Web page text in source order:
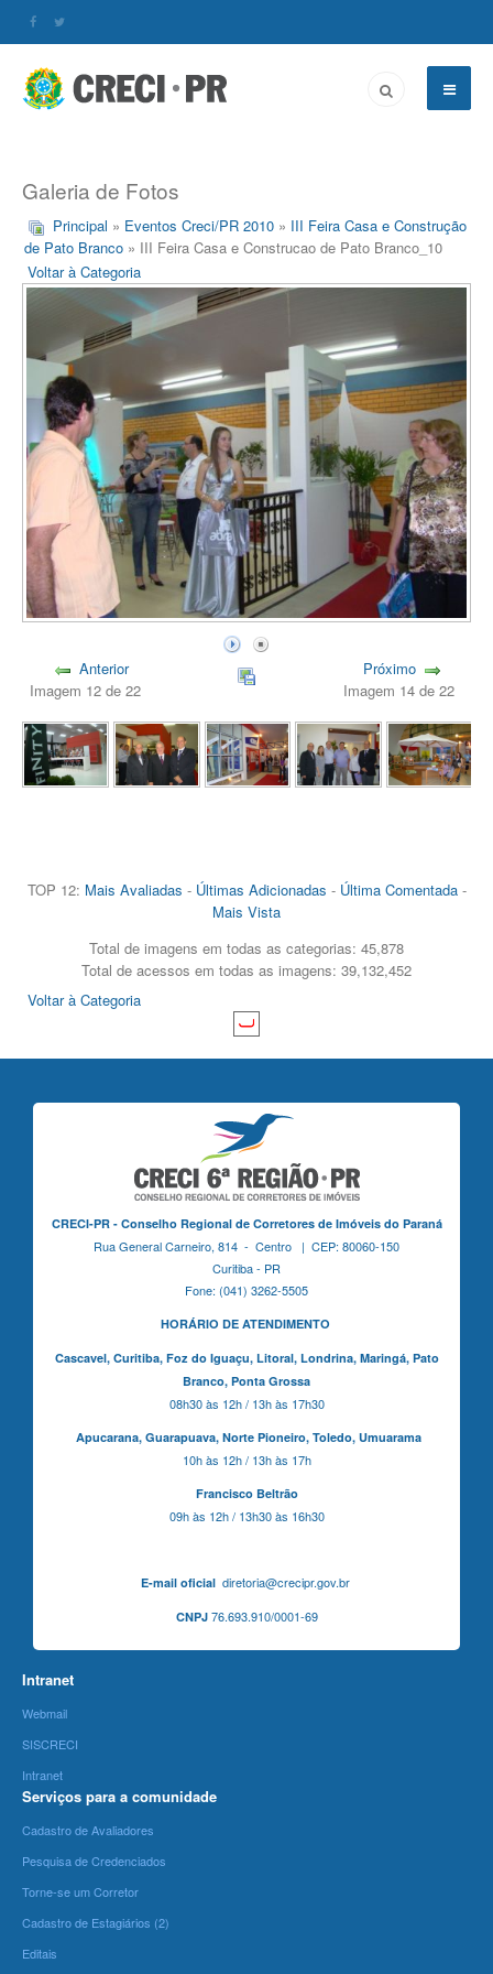
Galeria de Fotos
Principal » Eventos Creci/PR 2010 » III Feira Casa e Construção
de Pato Branco » III Feira Casa e Construcao de Pato Branco_10
Voltar à Categoria
Anterior
Imagem 12 de 22
Próximo
Imagem 14 de 22
TOP 12: Mais Avaliadas - Últimas Adicionadas - Última Comentada-
Mais Vista
Total de imagens em todas as categorias: 45,878
Total de acessos em todas as imagens: 39,132,452
Voltar à Categoria
CRECI-PR - Conselho Regional de Corretores de Imóveis do Paraná
Rua General Carneiro, 814 - Centro | CEP: 80060-150
Curitiba - PR
Fone: (041) 3262-5505
HORÁRIO DE ATENDIMENTO
Cascavel, Curitiba,Foz do Iguaçu, Litoral, Londrina, Maringá, Pato
Branco, Ponta Grossa
08h30 às 12h / 13h às 17h30
Apucarana, Guarapuava, Norte Pioneiro, Toledo, Umuarama
10h às 12h / 13h às 17h
Francisco Beltrão
09h às 12h / 13h30 às 16h30
E-mail oficialdiretoria@crecipr.gov.br
CNPJ76.693.910/0001-69
Intranet
Webmail
SISCRECI
Intranet
Serviços para a comunidade
Cadastro de Avaliadores
Pesquisa de Credenciados
Torne-se um Corretor
Cadastro de Estagiários (2)
Editais